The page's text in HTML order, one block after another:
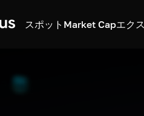
スポット Market Capエク